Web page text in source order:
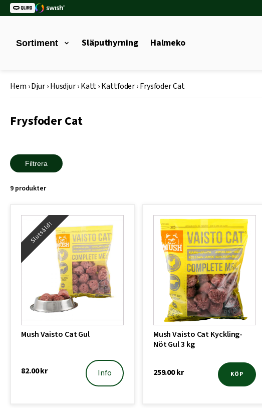
Sortiment Släputhyrning Halmeko
Hem ›Djur›Husdjur›Katt›Kattfoder›Frysfoder Cat
Frysfoder Cat
Filtrera
9 produkter
Slutsåld!
Mush Vaisto Cat Gul
82.00kr Info
Mush Vaisto Cat Kyckling-
Nöt Gul 3 kg
259.00kr KÖP